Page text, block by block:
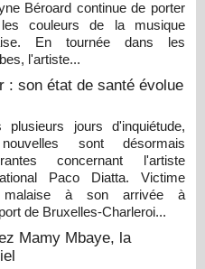
Béroard continue de porter
couleurs de la musique
En tournée dans les
l'artiste...
: son état de santé évolue
plusieurs jours d'inquiétude,
sont désormais
concernant l'artiste
Paco Diatta. Victime
malaise à son arrivée à
de Bruxelles-Charleroi...
Mamy Mbaye, la